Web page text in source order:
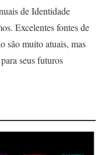
de Identidade
Excelentes fontes de
são muito atuais, mas
seus futuros